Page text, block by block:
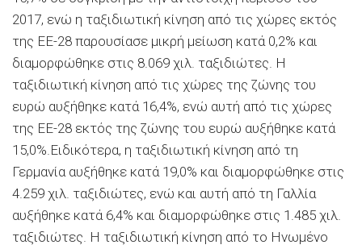
2017, ενώ η ταξιδιωτική κίνηση από τις χώρες εκτός
της ΕΕ-28 παρουσίασε μικρή μείωση κατά 0,2% και
διαμορφώθηκε στις 8.069 χιλ. ταξιδιώτες. Η
ταξιδιωτική κίνηση από τις χώρες της ζώνης του
ευρώ αυξήθηκε κατά 16,4%, ενώ αυτή από τις χώρες
της ΕΕ-28 εκτός της ζώνης του ευρώ αυξήθηκε κατά
15,0%.Ειδικότερα, η ταξιδιωτική κίνηση από τη
Γερμανία αυξήθηκε κατά 19,0% και διαμορφώθηκε στις
4.259 χιλ. ταξιδιώτες, ενώ και αυτή από τη Γαλλία
αυξήθηκε κατά 6,4% και διαμορφώθηκε στις 1.485 χιλ.
ταξιδιώτες. Η ταξιδιωτική κίνηση από το Ηνωμένο